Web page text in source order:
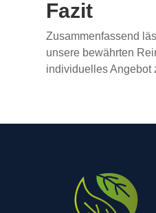
Fazit
Zusammenfassend
unsere bewährten
individuelles Angebot